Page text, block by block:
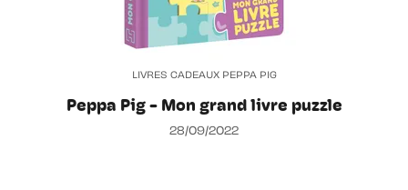
LIVRES CADEAUX PEPPA PIG
Peppa Pig - Mon grand livre puzzle
28/09/2022